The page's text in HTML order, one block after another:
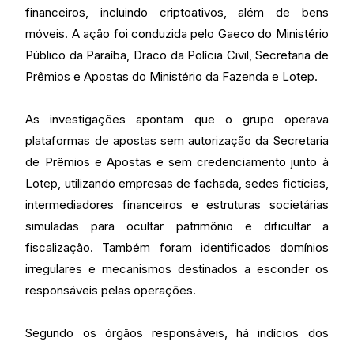
financeiros, incluindo criptoativos, além de bens
móveis. A ação foi conduzida pelo Gaeco do Ministério
Público da Paraíba, Draco da Polícia Civil, Secretaria de
Prêmios e Apostas do Ministério da Fazenda e Lotep.
As investigações apontam que o grupo operava
plataformas de apostas sem autorização da Secretaria
de Prêmios e Apostas e sem credenciamento junto à
Lotep, utilizando empresas de fachada, sedes fictícias,
intermediadores financeiros e estruturas societárias
simuladas para ocultar patrimônio e dificultar a
fiscalização. Também foram identificados domínios
irregulares e mecanismos destinados a esconder os
responsáveis pelas operações.
Segundo os órgãos responsáveis, há indícios dos